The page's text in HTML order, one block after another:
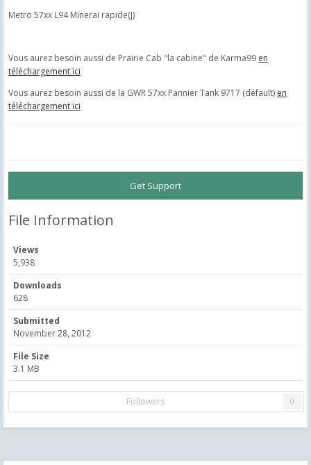
Metro 57xx L94 Minerai rapide(J)
Vous aurez besoin aussi de Prairie Cab "la cabine" de Karma99 en
téléchargement ici
Vous aurez besoin aussi de la GWR 57xx Pannier Tank 9717 (défault) en
téléchargement ici
Get Support
File Information
Views
5,938
Downloads
628
Submitted
November 28, 2012
File Size
3.1 MB
Followers 0